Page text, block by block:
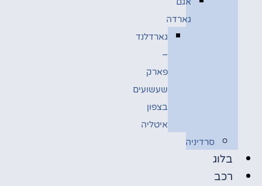
גארדה
גארדלנד
–
פארק
שעשועים
בצפון
איטליה
סרדיניה
בלוג
רכב